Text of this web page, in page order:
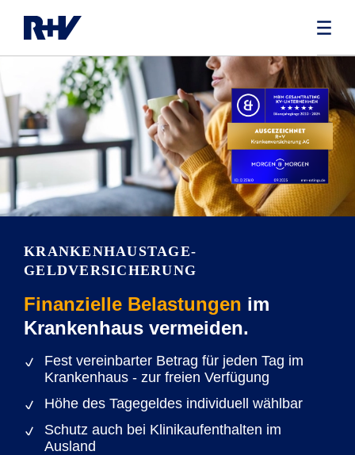
KRANKENHAUSTAGE­
GELDVERSICHERUNG
Finanzielle Belastungen im
Krankenhaus vermeiden.
Fest vereinbarter Betrag für jeden Tag im
Krankenhaus - zur freien Verfügung
Höhe des Tagegeldes individuell wählbar
Schutz auch bei Klinikaufenthalten im
Ausland